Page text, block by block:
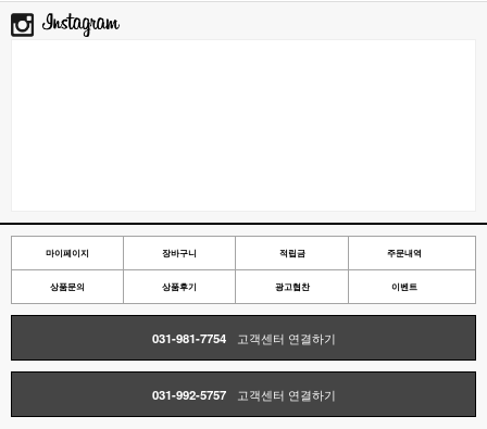
마이페이지 장바구니 적립금 주문내역
상품문의 상품후기 광고협찬 이벤트
031-981-7754 고객센터 연결하기
031-992-5757 고객센터 연결하기